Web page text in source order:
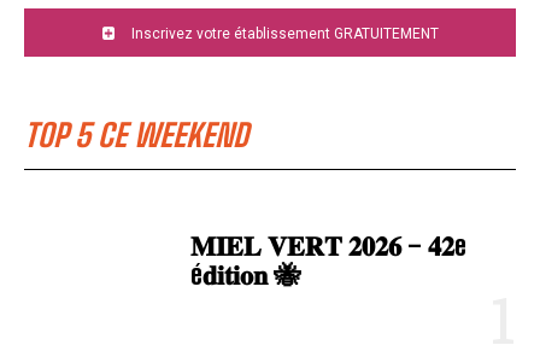
TOP 5 CE WEEKEND
𝐌𝐈𝐄𝐋 𝐕𝐄𝐑𝐓 𝟐𝟎𝟐𝟔 – 𝟒𝟐e
é𝐝𝐢𝐭𝐢𝐨𝐧 🐝
Inscrivez votre établissement GRATUITEMENT